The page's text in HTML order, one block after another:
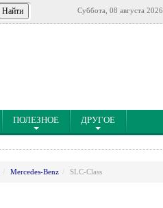
Суббота, 08 августа 2026
ПОЛЕЗНОЕ ДРУГОЕ
Mercedes-Benz SLC-Class